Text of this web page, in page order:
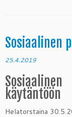
Sosiaalinen
25.4.2019
käytäntöön
Helatorstaina